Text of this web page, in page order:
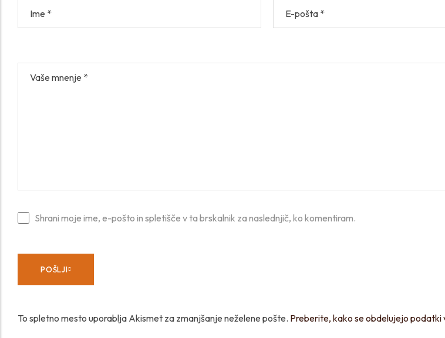
Shrani moje ime, e-pošto in spletišče v ta brskalnik za naslednjič, ko komentiram.
POŠLJI
To spletno mesto uporablja Akismet za zmanjšanje neželene pošte. Preberite, kako se obdelujejo podatki